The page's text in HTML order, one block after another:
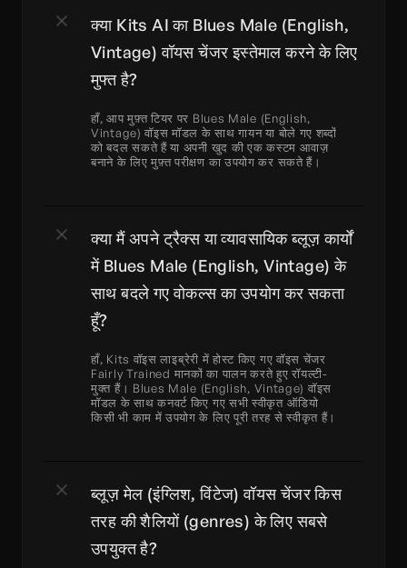
क्या Kits AI का Blues Male (English,
Vintage) वॉयस चेंजर इस्तेमाल करने के लिए
मुफ्त है?
हाँ, आप मुफ़्त टियर पर Blues Male (English,
Vintage) वॉइस मॉडल के साथ गायन या बोले गए शब्दों
को बदल सकते हैं या अपनी खुद की एक कस्टम आवाज़
बनाने के लिए मुफ़्त परीक्षण का उपयोग कर सकते हैं।
क्या मैं अपने ट्रैक्स या व्यावसायिक ब्लूज़ कार्यों
में Blues Male (English, Vintage) के
साथ बदले गए वोकल्स का उपयोग कर सकता
हूँ?
हाँ, Kits वॉइस लाइब्रेरी में होस्ट किए गए वॉइस चेंजर
Fairly Trained मानकों का पालन करते हुए रॉयल्टी-
मुक्त हैं। Blues Male (English, Vintage) वॉइस
मॉडल के साथ कनवर्ट किए गए सभी स्वीकृत ऑडियो
किसी भी काम में उपयोग के लिए पूरी तरह से स्वीकृत हैं।
ब्लूज़ मेल (इंग्लिश, विंटेज) वॉयस चेंजर किस
तरह की शैलियों (genres) के लिए सबसे
उपयुक्त है?